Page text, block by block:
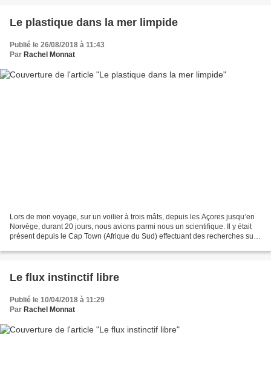
Le plastique dans la mer limpide
Publié le 26/08/2018 à 11:43
Par Rachel Monnat
Lors de mon voyage, sur un voilier à trois mâts, depuis les Açores jusqu’en
Norvège, durant 20 jours, nous avions parmi nous un scientifique. Il y était
présent depuis le Cap Town (Afrique du Sud) effectuant des recherches sur
Le flux instinctif libre
Publié le 10/04/2018 à 11:29
Par Rachel Monnat